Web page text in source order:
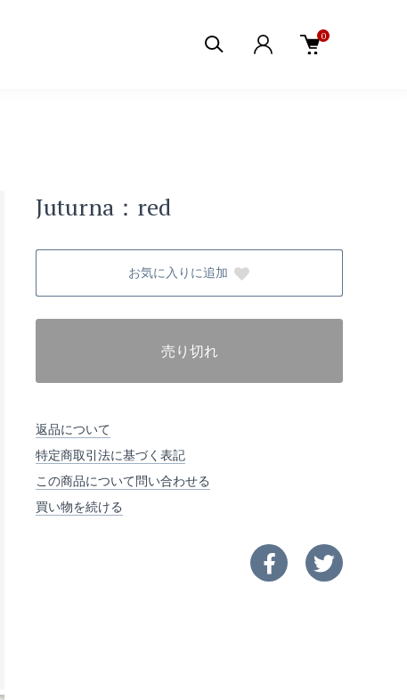
0
Juturna：red
お気に入りに追加
売り切れ
返品について
特定商取引法に基づく表記
この商品について問い合わせる
買い物を続ける